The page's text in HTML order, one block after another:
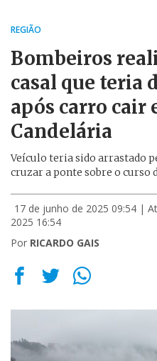
REGIÃO
Bombeiros
casal que teria
após carro cair
Candelária
Veículo teria sido arrastado
cruzar a ponte sobre o curso
17 de junho de 2025 09:54 |
2025 16:54
Por RICARDO GAIS